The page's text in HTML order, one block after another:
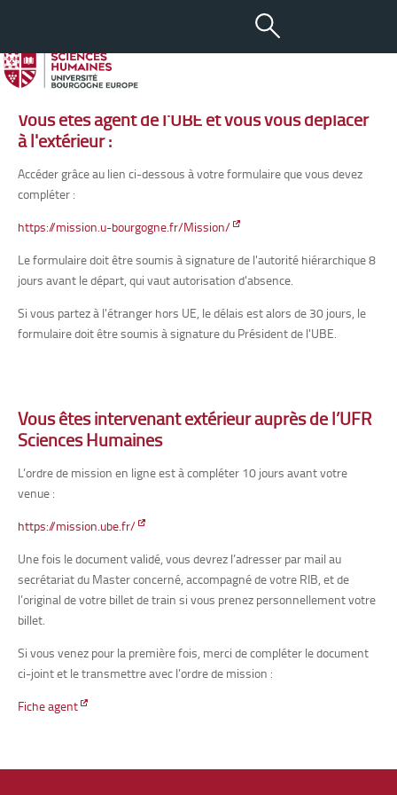
Intervenant Extérieur
Vous êtes agent de l'UBE et vous vous déplacer
à l'extérieur :
Accéder grâce au lien ci-dessous à votre formulaire que vous devez
compléter :
https://mission.u-bourgogne.fr/Mission/
Le formulaire doit être soumis à signature de l'autorité hiérarchique 8
jours avant le départ, qui vaut autorisation d'absence.
Si vous partez à l'étranger hors UE, le délais est alors de 30 jours, le
formulaire doit être soumis à signature du Président de l'UBE.
Vous êtes intervenant extérieur auprès de l’UFR
Sciences Humaines
L’ordre de mission en ligne est à compléter 10 jours avant votre
venue :
https://mission.ube.fr/
Une fois le document validé, vous devrez l’adresser par mail au
secrétariat du Master concerné, accompagné de votre RIB, et de
l’original de votre billet de train si vous prenez personnellement votre
billet.
Si vous venez pour la première fois, merci de compléter le document
ci-joint et le transmettre avec l’ordre de mission :
Fiche agent